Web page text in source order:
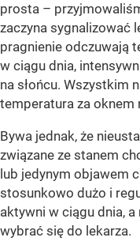
prosta –
zaczyna sygnalizować
pragnienie odczuwają
w ciągu dnia,
na słońcu. Wszystkim
temperatura za oknem
Bywa jednak, że
związane ze stanem
lub jedynym objawem
stosunkowo dużo i
aktywni w ciągu dnia,
wybrać się do lekarza.